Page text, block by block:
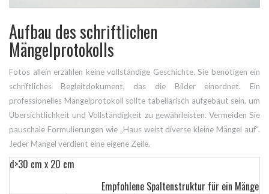
Aufbau des schriftlichen
Mängelprotokolls
Fotos allein erzählen keine vollständige Geschichte. Sie benötigen ein
schriftliches Begleitdokument, das die Bilder einordnet. Ein
professionelles Mängelprotokoll sollte tabellarisch aufgebaut sein, um
Übersichtlichkeit und Vollständigkeit zu gewährleisten. Vermeiden Sie
pauschale Formulierungen wie „Haus weist diverse kleine Mängel auf“.
Jeder Mangel verdient eine eigene Zeile.
d>30 cm x 20 cm
Empfohlene Spaltenstruktur für ein